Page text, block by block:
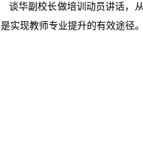
谈华副校长做培训动员讲话，
是实现教师专业提升的有效途径